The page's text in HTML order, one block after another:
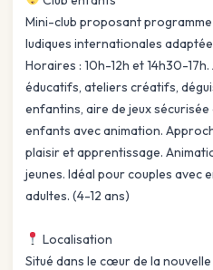
Mini-club proposant
ludiques internationales
Horaires : 10h-12h et 14h30-
éducatifs, ateliers créatifs,
enfantins, aire de jeux sécurisée
enfants avec animation.
plaisir et apprentissage.
jeunes. Idéal pour couples avec
adultes. (4-12 ans)
Localisation
Situé dans le cœur de la